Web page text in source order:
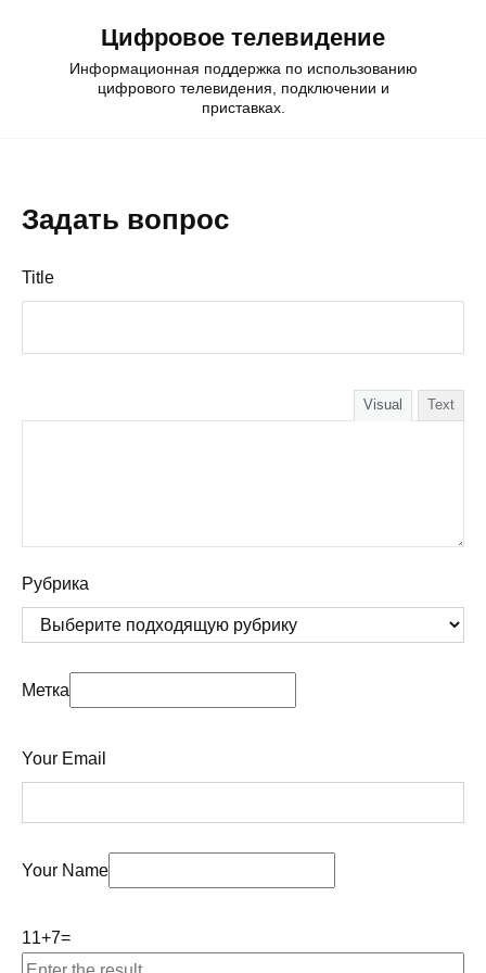
Цифровое телевидение
Информационная поддержка по использованию
цифрового телевидения, подключении и
приставках.
Задать вопрос
Title
Visual Text
Рубрика
Метка
Your Email
Your Name
11+7=